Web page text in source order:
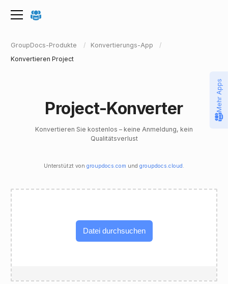
GroupDocs-Produkte
Konvertierungs-App
Konvertieren Project
Project-Konverter
Konvertieren Sie kostenlos – keine Anmeldung, kein
Qualitätsverlust
Unterstützt von groupdocs.com und groupdocs.cloud .
Datei durchsuchen
Mehr Apps